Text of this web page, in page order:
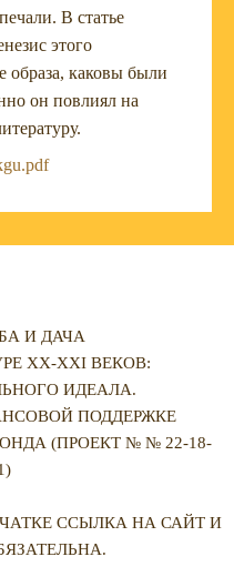
В статье
этого
образа, каковы были
он повлиял на
И ДАЧА
XX-XXI ВЕКОВ:
ИДЕАЛА.
ПОДДЕРЖКЕ
(ПРОЕКТ № № 22-18-
ССЫЛКА НА САЙТ И